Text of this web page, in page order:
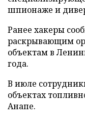
шпионаже и
Ранее хакеры
раскрывающим
объектам в
года.
В июле
объектах
Анапе.